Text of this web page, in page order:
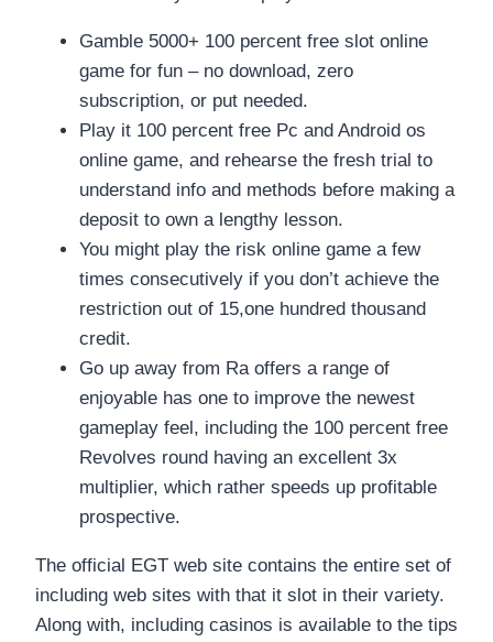
Gamble 5000+ 100 percent free slot online
game for fun – no download, zero
subscription, or put needed.
Play it 100 percent free Pc and Android os
online game, and rehearse the fresh trial to
understand info and methods before making a
deposit to own a lengthy lesson.
You might play the risk online game a few
times consecutively if you don’t achieve the
restriction out of 15,one hundred thousand
credit.
Go up away from Ra offers a range of
enjoyable has one to improve the newest
gameplay feel, including the 100 percent free
Revolves round having an excellent 3x
multiplier, which rather speeds up profitable
prospective.
The official EGT web site contains the entire set of
including web sites with that it slot in their variety.
Along with, including casinos is available to the tips